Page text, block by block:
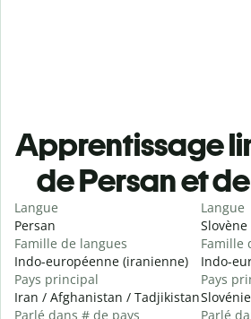
Apprentissage
de Persan et
Langue
Persan
Famille de langues
Indo-européenne (iranienne)
Pays principal
Iran / Afghanistan / Tadjikistan
Parlé dans # de pays
Langue
Slovène
Famille
Indo-
Pays
Slovénie
Parlé